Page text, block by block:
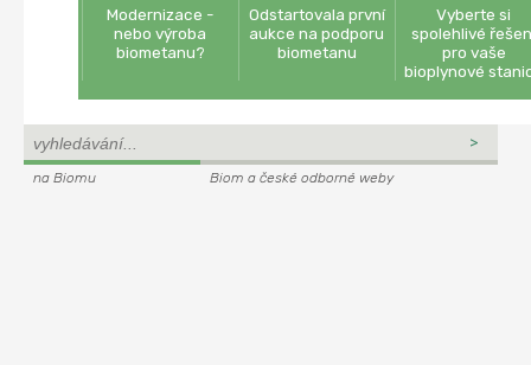
Modernizace -
nebo výroba
biometanu?
Odstartovala první
aukce na podporu
biometanu
Vyberte si
spolehlivé
pro vaše
bioplynové
na Biomu Biom a české odborné weby